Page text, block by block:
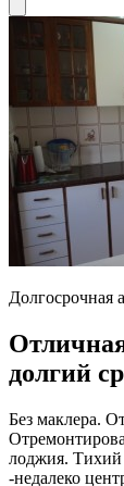
Долгосрочная
долгий
Без маклера.
лоджия. Тихий
-недалеко